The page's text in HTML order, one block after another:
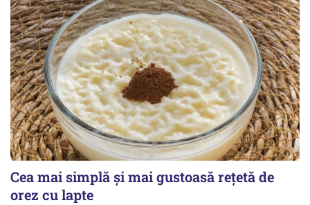
Cea mai simplă și mai gustoasă rețetă de
orez cu lapte